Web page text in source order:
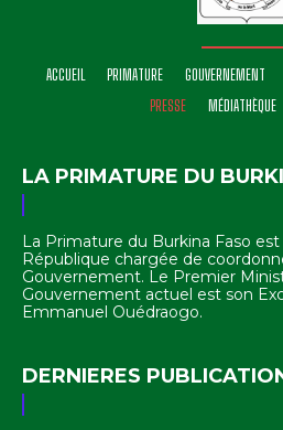
ACCUEIL PRIMATURE GOUVERNEMENT
PRESSE
MÉDIATHÈQUE
LA PRIMATURE DU
La Primature du Burkina Faso
République chargée de
Gouvernement. Le Premier
Gouvernement actuel est son
Emmanuel Ouédraogo.
DERNIERES